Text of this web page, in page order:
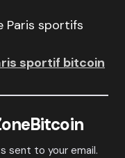
Paris sportifs
sportif bitcoin
sent to your email.